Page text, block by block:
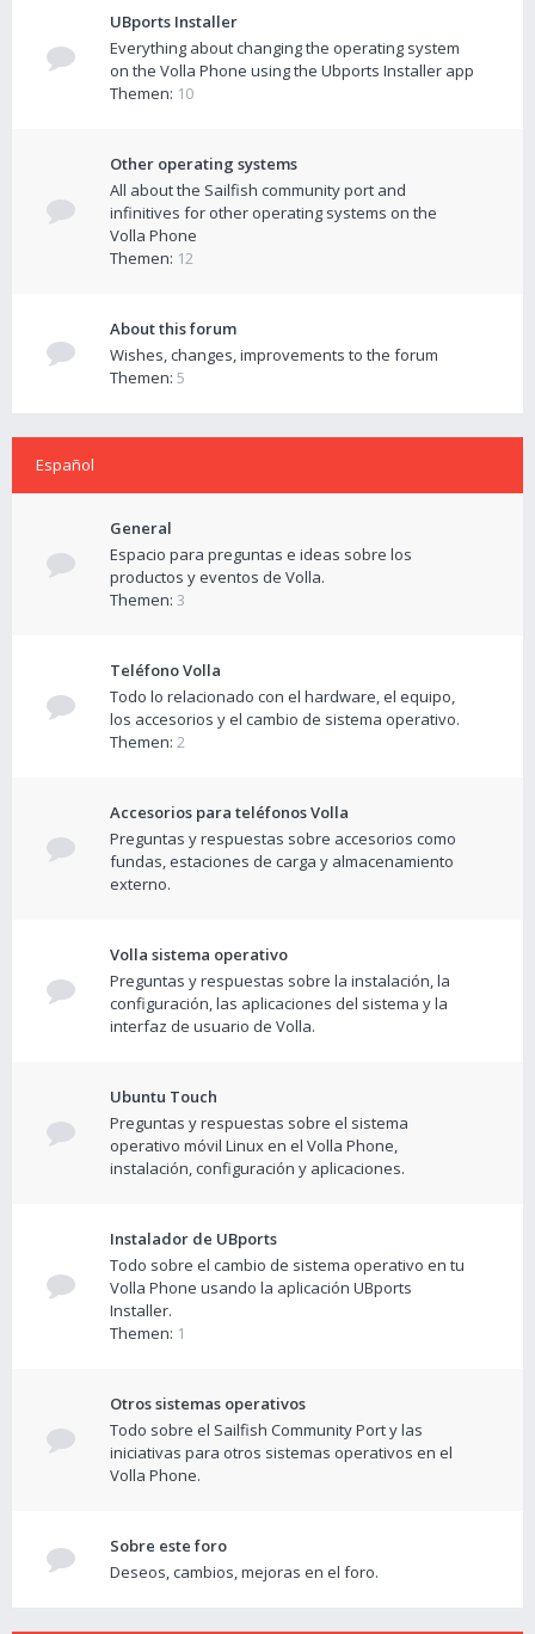
UBports Installer
Everything about changing the operating system
on the Volla Phone using the Ubports Installer app
Themen: 10
Other operating systems
All about the Sailfish community port and
infinitives for other operating systems on the
Volla Phone
Themen: 12
About this forum
Wishes, changes, improvements to the forum
Themen: 5
Español
General
Espacio para preguntas e ideas sobre los
productos y eventos de Volla.
Themen: 3
Teléfono Volla
Todo lo relacionado con el hardware, el equipo,
los accesorios y el cambio de sistema operativo.
Themen: 2
Accesorios para teléfonos Volla
Preguntas y respuestas sobre accesorios como
fundas, estaciones de carga y almacenamiento
externo.
Volla sistema operativo
Preguntas y respuestas sobre la instalación, la
configuración, las aplicaciones del sistema y la
interfaz de usuario de Volla.
Ubuntu Touch
Preguntas y respuestas sobre el sistema
operativo móvil Linux en el Volla Phone,
instalación, configuración y aplicaciones.
Instalador de UBports
Todo sobre el cambio de sistema operativo en tu
Volla Phone usando la aplicación UBports
Installer.
Themen: 1
Otros sistemas operativos
Todo sobre el Sailfish Community Port y las
iniciativas para otros sistemas operativos en el
Volla Phone.
Sobre este foro
Deseos, cambios, mejoras en el foro.